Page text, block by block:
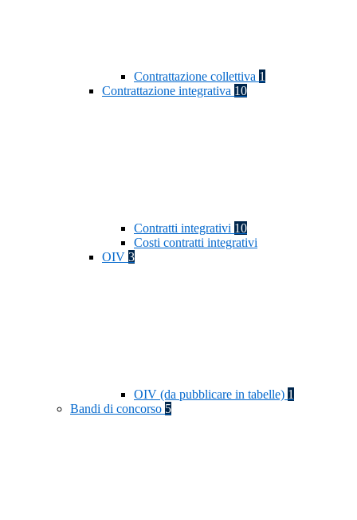
Contrattazione collettiva 1
Contrattazione integrativa 10
Contratti integrativi 10
Costi contratti integrativi
OIV 3
OIV (da pubblicare in tabelle) 1
Bandi di concorso 5